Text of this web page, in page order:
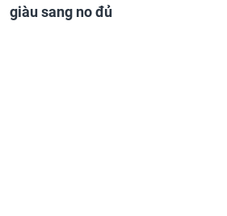
giàu sang no đủ